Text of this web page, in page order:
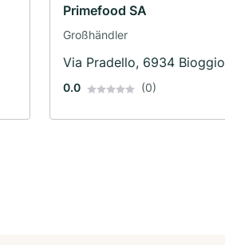
Primefood SA
Großhändler
Via Pradello, 6934 Bioggio
0.0 (0)